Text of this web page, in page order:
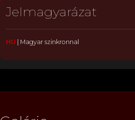
Jelmagyarázat
HU | Magyar szinkronnal